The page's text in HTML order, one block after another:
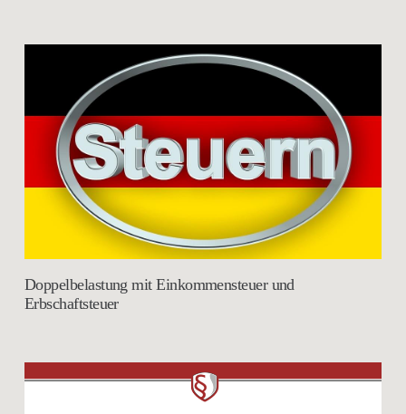
Doppelbelastung mit Einkommensteuer und
Erbschaftsteuer